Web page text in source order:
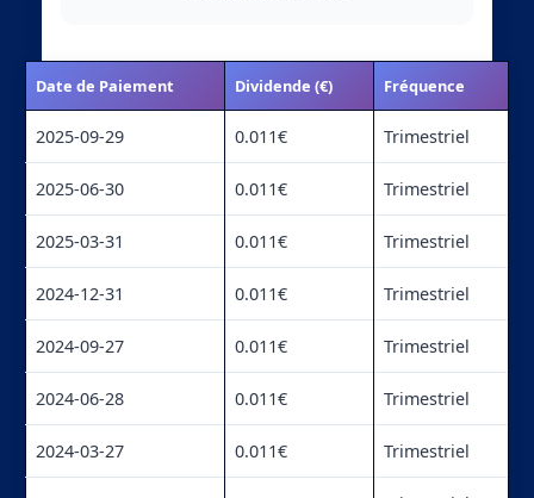
Date de Paiement Dividende (€) Fréquence
2025-09-29 0.011€ Trimestriel
2025-06-30 0.011€ Trimestriel
2025-03-31 0.011€ Trimestriel
2024-12-31 0.011€ Trimestriel
2024-09-27 0.011€ Trimestriel
2024-06-28 0.011€ Trimestriel
2024-03-27 0.011€ Trimestriel